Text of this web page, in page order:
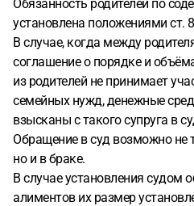
Обязанность родителей по
установлена положениями ст.
В случае, когда между
соглашение о порядке и
из родителей не принимает
семейных нужд, денежные
взысканы с такого супруга в
Обращение в суд возможно не
но и в браке.
В случае установления судом
алиментов их размер